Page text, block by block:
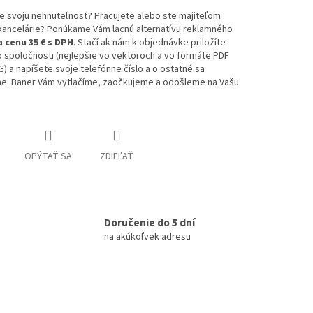
svoju nehnuteľnosť? Pracujete alebo ste majiteľom
Ponúkame Vám lacnú alternatívu reklamného
cenu 35 € s DPH. Stačí ak nám k objednávke priložíte
spoločnosti (nejlepšie vo vektoroch a vo formáte PDF
a napíšete svoje telefónne číslo a o ostatné sa
Baner Vám vytlačíme, zaočkujeme a odošleme na Vašu
OPÝTAŤ SA ZDIEĽAŤ
Doručenie do 5 dní
na akúkoľvek adresu